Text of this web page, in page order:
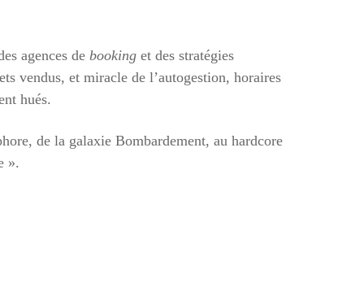
agences de booking et des stratégies
vendus, et miracle de l’autogestion, horaires
hués.
de la galaxie Bombardement, au hardcore
».